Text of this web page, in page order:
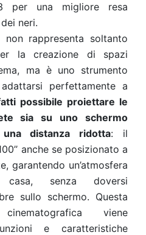
per una migliore resa
neri.
non rappresenta soltanto
la creazione di spazi
ma è uno strumento
perfettamente a
possibile proiettare le
sia su uno schermo
distanza ridotta: il
anche se posizionato a
garantendo un’atmosfera
casa, senza doversi
sullo schermo. Questa
viene
e caratteristiche